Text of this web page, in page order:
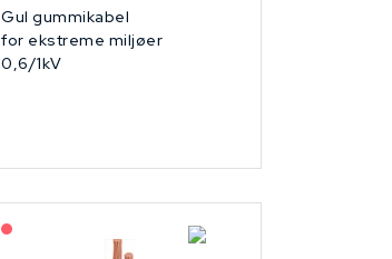
Gul gummikabel
for ekstreme miljøer
0,6/1kV